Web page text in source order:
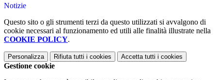
Notizie
Questo sito o gli strumenti terzi da questo utilizzati si avvalgono di
cookie necessari al funzionamento ed utili alle finalità illustrate nella
COOKIE POLICY.
Personalizza Rifiuta tutti i cookies Accetta tutti i cookies
Gestione cookie